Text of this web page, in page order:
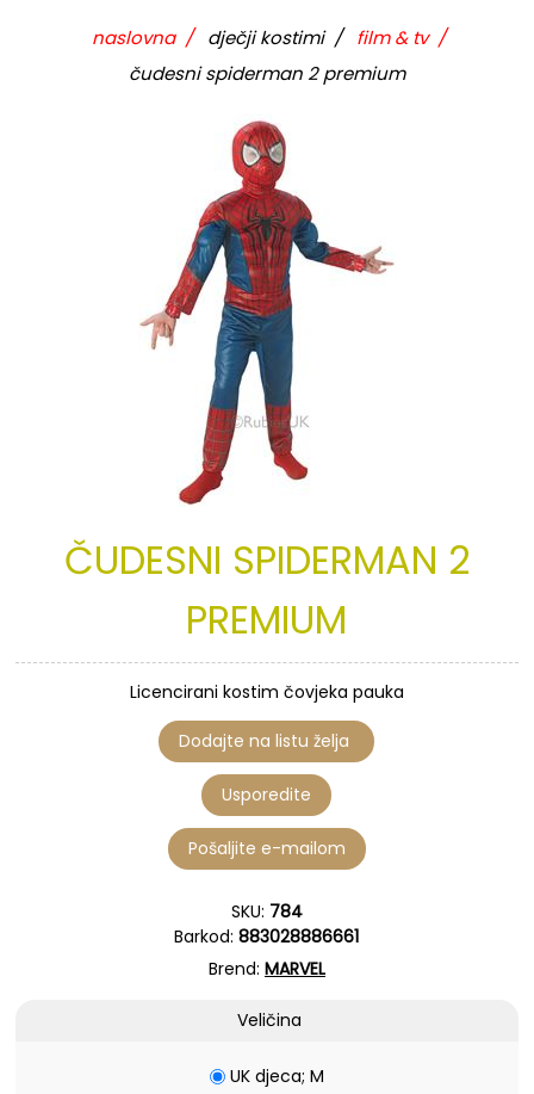
naslovna / dječji kostimi / film & tv /
čudesni spiderman 2 premium
ČUDESNI SPIDERMAN 2
PREMIUM
Licencirani kostim čovjeka pauka
SKU: 784
Barkod: 883028886661
Brend: MARVEL
Veličina
UK djeca; M